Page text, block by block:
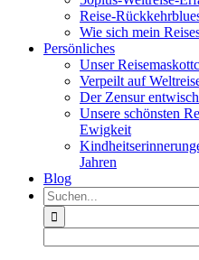
Reise-
Wie sich mein
Persönliches
Unser
Verpeilt auf
Der Zensur
Unsere schönsten
Ewigkeit
Jahren
Blog
Suche
nach: